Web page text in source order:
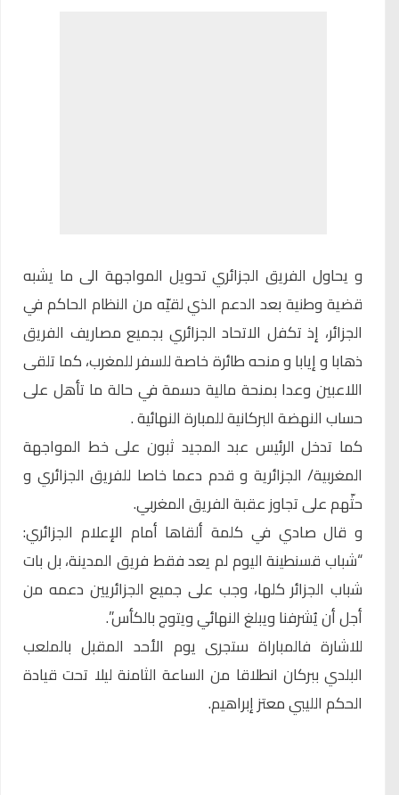
و يحاول الفريق الجزائري تحويل المواجهة الى ما يشبه
قضية وطنية بعد الدعم الذي لقيّه من النظام الحاكم في
الجزائر، إذ تكفل الاتحاد الجزائري بجميع مصاريف الفريق
ذهابا و إيابا و منحه طائرة خاصة للسفر للمغرب، كما تلقى
اللاعبين وعدا بمنحة مالية دسمة في حالة ما تأهل على
حساب النهضة البركانية للمبارة النهائية .
كما تدخل الرئيس عبد المجيد ثبون على خط المواجهة
المغربية/ الجزائرية و قدم دعما خاصا للفريق الجزائري و
حثّهم على تجاوز عقبة الفريق المغربي.
و قال صادي في كلمة ألقاها أمام الإعلام الجزائري:
“شباب قسنطينة اليوم لم يعد فقط فريق المدينة، بل بات
شباب الجزائر كلها، وجب على جميع الجزائريين دعمه من
أجل أن يُشرفنا ويبلغ النهائي ويتوج بالكأس”.
للاشارة فالمباراة ستجرى يوم الأحد المقبل بالملعب
البلدي ببركان انطلاقا من الساعة الثامنة ليلا تحت قيادة
الحكم الليبي معتز إبراهيم.